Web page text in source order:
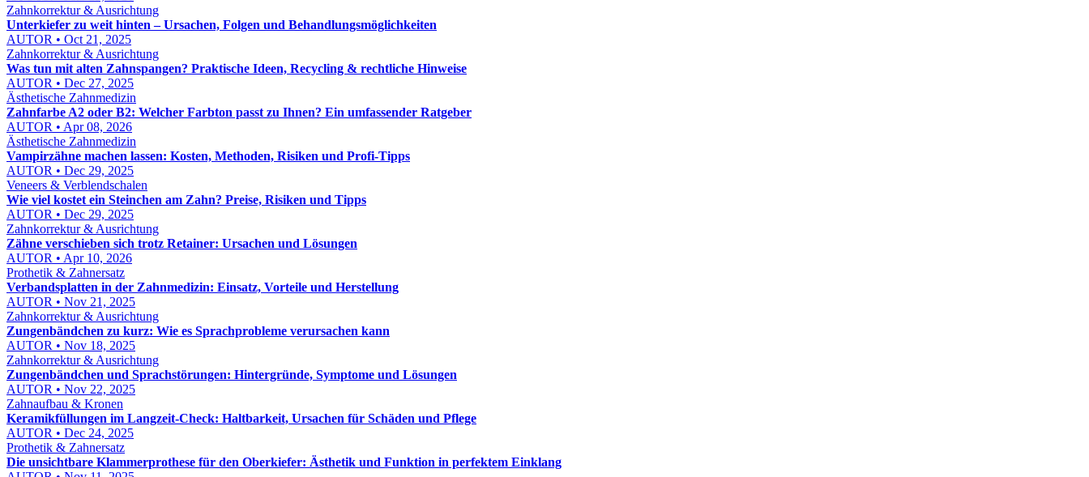
Zahnkorrektur & Ausrichtung
Unterkiefer zu weit hinten – Ursachen, Folgen und Behandlungsmöglichkeiten
AUTOR • Oct 21, 2025
Zahnkorrektur & Ausrichtung
Was tun mit alten Zahnspangen? Praktische Ideen, Recycling & rechtliche Hinweise
AUTOR • Dec 27, 2025
Ästhetische Zahnmedizin
Zahnfarbe A2 oder B2: Welcher Farbton passt zu Ihnen? Ein umfassender Ratgeber
AUTOR • Apr 08, 2026
Ästhetische Zahnmedizin
Vampirzähne machen lassen: Kosten, Methoden, Risiken und Profi-Tipps
AUTOR • Dec 29, 2025
Veneers & Verblendschalen
Wie viel kostet ein Steinchen am Zahn? Preise, Risiken und Tipps
AUTOR • Dec 29, 2025
Zahnkorrektur & Ausrichtung
Zähne verschieben sich trotz Retainer: Ursachen und Lösungen
AUTOR • Apr 10, 2026
Prothetik & Zahnersatz
Verbandsplatten in der Zahnmedizin: Einsatz, Vorteile und Herstellung
AUTOR • Nov 21, 2025
Zahnkorrektur & Ausrichtung
Zungenbändchen zu kurz: Wie es Sprachprobleme verursachen kann
AUTOR • Nov 18, 2025
Zahnkorrektur & Ausrichtung
Zungenbändchen und Sprachstörungen: Hintergründe, Symptome und Lösungen
AUTOR • Nov 22, 2025
Zahnaufbau & Kronen
Keramikfüllungen im Langzeit-Check: Haltbarkeit, Ursachen für Schäden und Pflege
AUTOR • Dec 24, 2025
Prothetik & Zahnersatz
Die unsichtbare Klammerprothese für den Oberkiefer: Ästhetik und Funktion in perfektem Einklang